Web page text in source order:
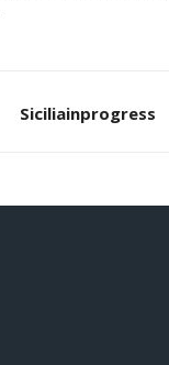
Siciliainprogress